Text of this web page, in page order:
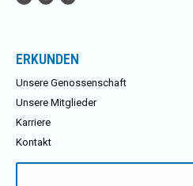
ERKUNDEN
Unsere Genossenschaft
Unsere Mitglieder
Karriere
Kontakt